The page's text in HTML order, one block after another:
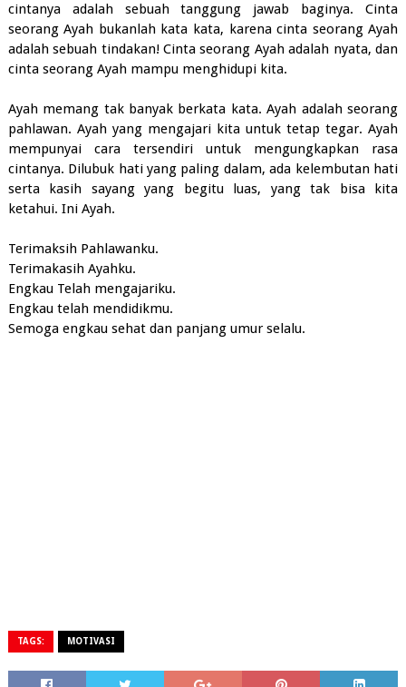
cintanya adalah sebuah tanggung jawab baginya. Cinta
seorang Ayah bukanlah kata kata, karena cinta seorang Ayah
adalah sebuah tindakan! Cinta seorang Ayah adalah nyata, dan
cinta seorang Ayah mampu menghidupi kita.
Ayah memang tak banyak berkata kata. Ayah adalah seorang
pahlawan. Ayah yang mengajari kita untuk tetap tegar. Ayah
mempunyai cara tersendiri untuk mengungkapkan rasa
cintanya. Dilubuk hati yang paling dalam, ada kelembutan hati
serta kasih sayang yang begitu luas, yang tak bisa kita
ketahui. Ini Ayah.
Terimaksih Pahlawanku.
Terimakasih Ayahku.
Engkau Telah mengajariku.
Engkau telah mendidikmu.
Semoga engkau sehat dan panjang umur selalu.
TAGS: MOTIVASI